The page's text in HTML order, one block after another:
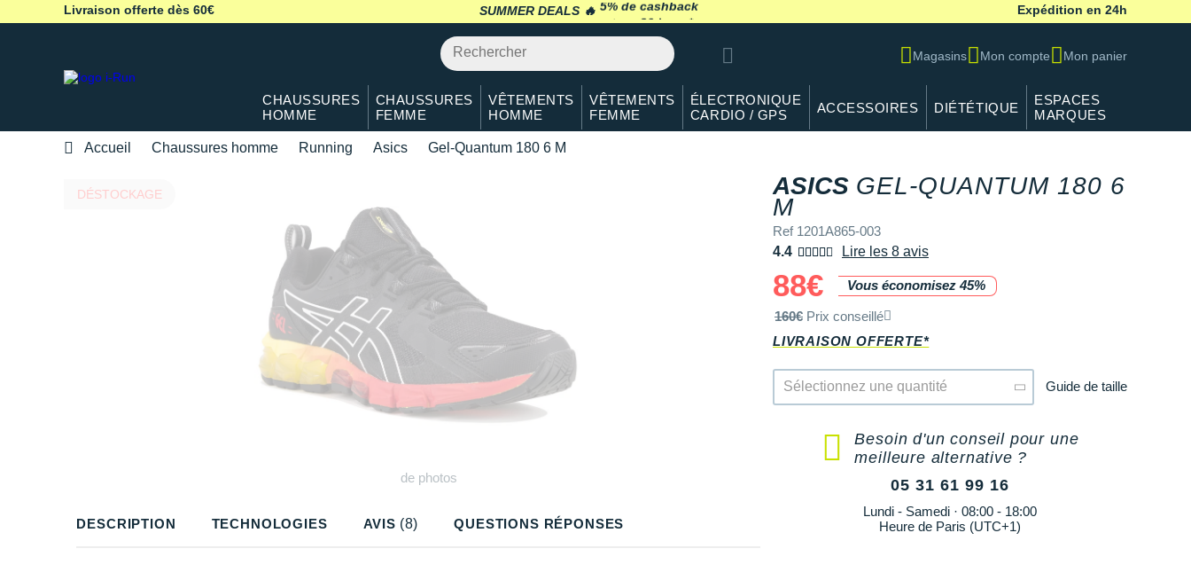
Livraison offerte dès 60€ SUMMER DEALS 🔥 retour 30 jours* Expédition en 24h
Magasins Mon compte Mon panier
CHAUSSURES
HOMME
CHAUSSURES
FEMME
VÊTEMENTS
HOMME
VÊTEMENTS
FEMME
ÉLECTRONIQUE
CARDIO / GPS
ACCESSOIRES DIÉTÉTIQUE
ESPACES
MARQUES
Accueil Chaussures homme Running Asics Gel-Quantum 180 6 M
ASICS GEL-QUANTUM 180 6
MREF 1201A865-003
Ref 1201A865-003
4.4
Lire les 8 avis
88€ Vous économisez 45%
160€ Prix conseillé
LIVRAISON OFFERTE*
Sélectionnez une quantité Guide de taille
Besoin d'un conseil pour une
meilleure alternative ?
05 31 61 99 16
Lundi - Samedi · 08:00 - 18:00
Heure de Paris (UTC+1)
DESCRIPTION TECHNOLOGIES AVIS (8) QUESTIONS RÉPONSES
DÉSTOCKAGE
Plus
de photos